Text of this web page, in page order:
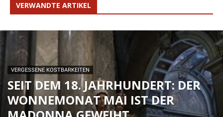
VERWANDTE ARTIKEL
VERGESSENE KOSTBARKEITEN
SEIT DEM 18. JAHRHUNDERT: DER
WONNEMONAT MAI IST DER